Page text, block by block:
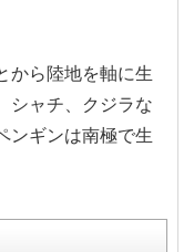
から陸地を軸に生
ャチ、
クジラな
ンギンは南極で生